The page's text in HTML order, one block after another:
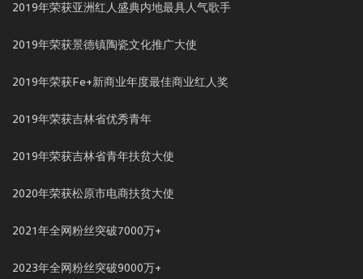
2019年荣获亚洲红人盛典内地最具人气歌手
2019年荣获景德镇陶瓷文化推广大使
2019年荣获Fe+新商业年度最佳商业红人奖
2019年荣获吉林省优秀青年
2019年荣获吉林省青年扶贫大使
2020年荣获松原市电商扶贫大使
2021年全网粉丝突破7000万+
2023年全网粉丝突破9000万+